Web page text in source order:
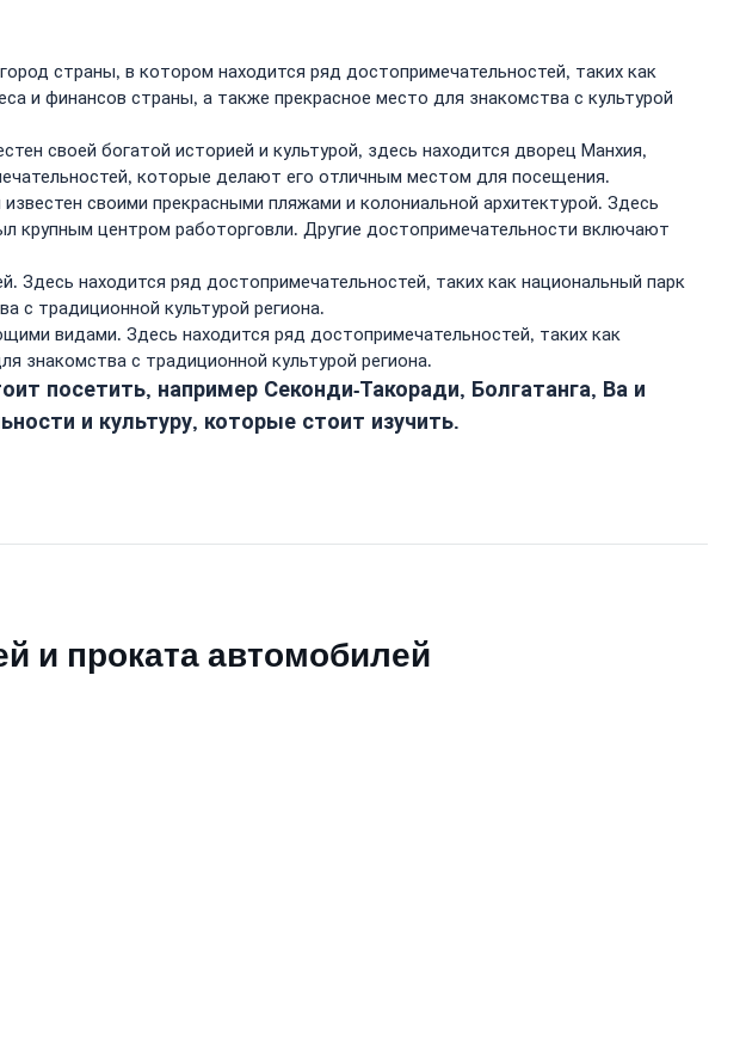
страны, в котором находится ряд достопримечательностей, таких как
и финансов страны, а также прекрасное место для знакомства с культурой
своей богатой историей и культурой, здесь находится дворец Манхия,
которые делают его отличным местом для посещения.
своими прекрасными пляжами и колониальной архитектурой. Здесь
центром работорговли. Другие достопримечательности включают
Здесь находится ряд достопримечательностей, таких как национальный парк
с традиционной культурой региона.
видами. Здесь находится ряд достопримечательностей, таких как
знакомства с традиционной культурой региона.
посетить, например Секонди-Такоради, Болгатанга, Ва и
и культуру, которые стоит изучить.
и проката автомобилей